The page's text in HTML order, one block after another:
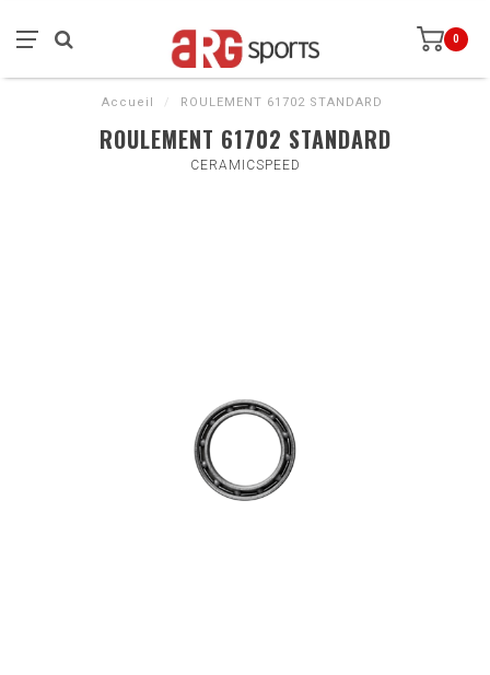
0
Accueil / ROULEMENT 61702 STANDARD
ROULEMENT 61702 STANDARD
CERAMICSPEED